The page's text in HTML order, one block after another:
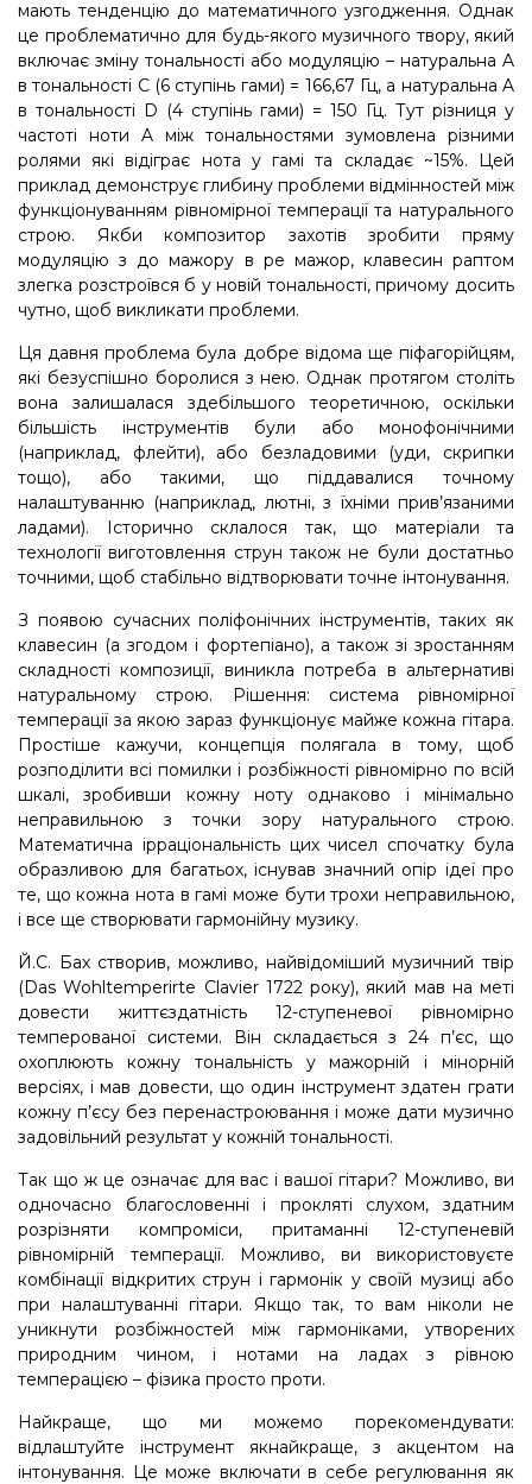
мають тенденцію до математичного узгодження. Однак
це проблематично для будь-якого музичного твору, який
включає зміну тональності або модуляцію – натуральна A
в тональності C (6 ступінь гами) = 166,67 Гц, а натуральна A
в тональності D (4 ступінь гами) = 150 Гц. Тут різниця у
частоті ноти A між тональностями зумовлена різними
ролями які відіграє нота у гамі та складає ~15%. Цей
приклад демонструє глибину проблеми відмінностей між
функціонуванням рівномірної темперації та натурального
строю. Якби композитор захотів зробити пряму
модуляцію з до мажору в ре мажор, клавесин раптом
злегка розстроївся б у новій тональності, причому досить
чутно, щоб викликати проблеми.
Ця давня проблема була добре відома ще піфагорійцям,
які безуспішно боролися з нею. Однак протягом століть
вона залишалася здебільшого теоретичною, оскільки
більшість інструментів були або монофонічними
(наприклад, флейти), або безладовими (уди, скрипки
тощо), або такими, що піддавалися точному
налаштуванню (наприклад, лютні, з їхніми прив’язаними
ладами). Історично склалося так, що матеріали та
технології виготовлення струн також не були достатньо
точними, щоб стабільно відтворювати точне інтонування.
З появою сучасних поліфонічних інструментів, таких як
клавесин (а згодом і фортепіано), а також зі зростанням
складності композиції, виникла потреба в альтернативі
натуральному строю. Рішення: система рівномірної
темперації за якою зараз функціонує майже кожна гітара.
Простіше кажучи, концепція полягала в тому, щоб
розподілити всі помилки і розбіжності рівномірно по всій
шкалі, зробивши кожну ноту однаково і мінімально
неправильною з точки зору натурального строю.
Математична ірраціональність цих чисел спочатку була
образливою для багатьох, існував значний опір ідеї про
те, що кожна нота в гамі може бути трохи неправильною,
і все ще створювати гармонійну музику.
Й.С. Бах створив, можливо, найвідоміший музичний твір
(Das Wohltemperirte Clavier 1722 року), який мав на меті
довести життєздатність 12-ступеневої рівномірно
темперованої системи. Він складається з 24 п’єс, що
охоплюють кожну тональність у мажорній і мінорній
версіях, і мав довести, що один інструмент здатен грати
кожну п’єсу без перенастроювання і може дати музично
задовільний результат у кожній тональності.
Так що ж це означає для вас і вашої гітари? Можливо, ви
одночасно благословенні і прокляті слухом, здатним
розрізняти компроміси, притаманні 12-ступеневій
рівномірній темперації. Можливо, ви використовуєте
комбінації відкритих струн і гармонік у своїй музиці або
при налаштуванні гітари. Якщо так, то вам ніколи не
уникнути розбіжностей між гармоніками, утворених
природним чином, і нотами на ладах з рівною
темперацією – фізика просто проти.
Найкраще, що ми можемо порекомендувати:
відлаштуйте інструмент якнайкраще, з акцентом на
інтонування. Це може включати в себе регулювання як